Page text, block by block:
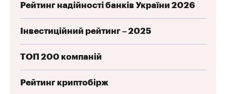
Рейтинг надійності банків України 2026
Інвестиційний рейтинг – 2025
ТОП 200 компаній
Рейтинг криптобірж